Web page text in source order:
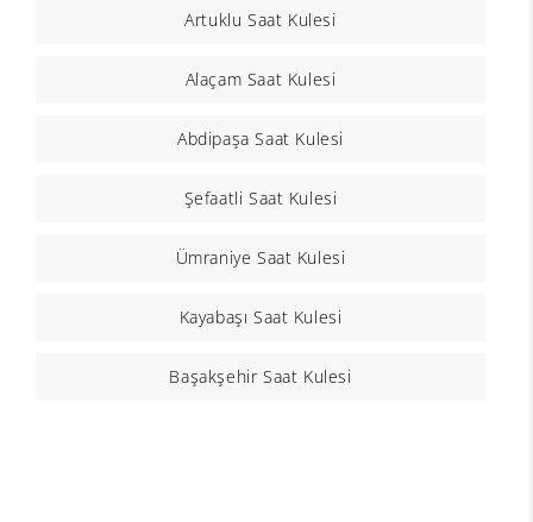
Artuklu Saat Kulesi
Alaçam Saat Kulesi
Abdipaşa Saat Kulesi
Şefaatli Saat Kulesi
Ümraniye Saat Kulesi
Kayabaşı Saat Kulesi
Başakşehir Saat Kulesi